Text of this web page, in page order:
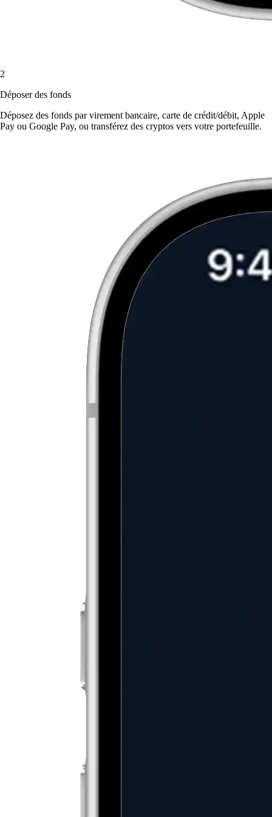
2
Déposer des fonds
Déposez des fonds par virement bancaire, carte de crédit/débit, Apple
Pay ou Google Pay, ou transférez des cryptos vers votre portefeuille.